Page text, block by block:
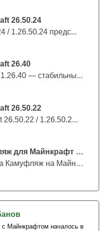
26.50.24
/ 1.26.50.24 предс...
26.40
— стабильны...
26.50.22
26.50.22 / 1.26.50.2...
Мод на Камуфляж для Майнкрафт ПЕ
Скачайте Мод на Камуфляж на Майнкрафт...
с Майнкрафтом началось в